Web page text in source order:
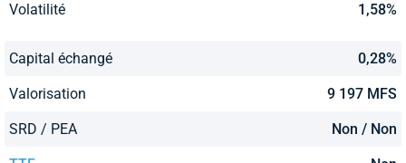
Volatilité 1,58%
Capital échangé 0,28%
Valorisation 9 197 MFS
SRD / PEA Non / Non